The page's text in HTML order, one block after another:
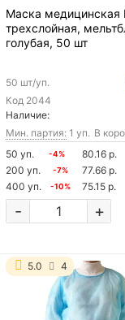
Маска медицинская
трехслойная,
голубая, 50 шт
Код 2044
50 шт/уп.
Наличие:
Мин. партия: 1 уп. В
50 уп.
-4%
80.16 р.
200 уп.
-7%
77.66 р.
400 уп.
-10% 75.15 р.
+
-
5.0 4